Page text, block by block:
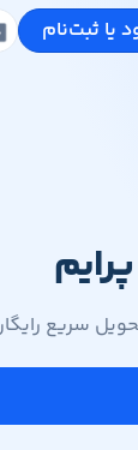
یا ثبت‌نام